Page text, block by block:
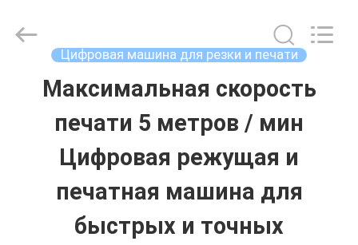
ДОМОЙ
ПРОДУКТЫ
ВИДЕОЗАПИСИ
Machinery
Цифровая машина для резки и печати
Максимальная скорость
печати 5 метров / мин
Цифровая режущая и
печатная машина для
быстрых и точных